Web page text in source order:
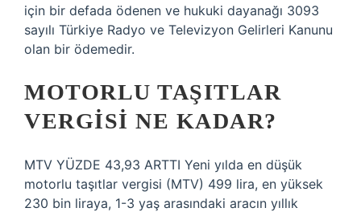
için bir defada ödenen ve hukuki dayanağı 3093
sayılı Türkiye Radyo ve Televizyon Gelirleri Kanunu
olan bir ödemedir.
MOTORLU TAŞITLAR
VERGISI NE KADAR?
MTV YÜZDE 43,93 ARTTI Yeni yılda en düşük
motorlu taşıtlar vergisi (MTV) 499 lira, en yüksek
230 bin liraya, 1-3 yaş arasındaki aracın yıllık